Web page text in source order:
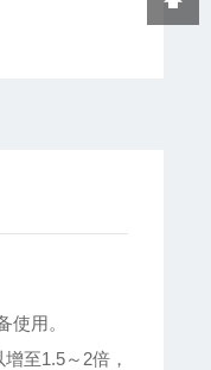
用。
至1.5～2倍，